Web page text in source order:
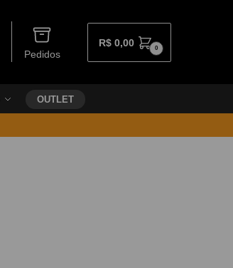
Pedidos
R$ 0,00 0
OUTLET